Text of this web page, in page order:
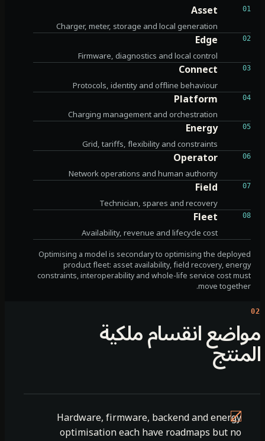
Asset
Charger, meter, storage and local generation
Edge
Firmware, diagnostics and local control
Connect
Protocols, identity and offline behaviour
Platform
Charging management and orchestration
Energy
Grid, tariffs, flexibility and constraints
Operator
Network operations and human authority
Field
Technician, spares and recovery
Fleet
Availability, revenue and lifecycle cost
Optimising a model is secondary to optimising the deployed
product fleet: asset availability, field recovery, energy
constraints, interoperability and whole-life service cost must
move together.
انقسام ملكية
Hardware, firmware, backend and energy
optimisation each have roadmaps but no